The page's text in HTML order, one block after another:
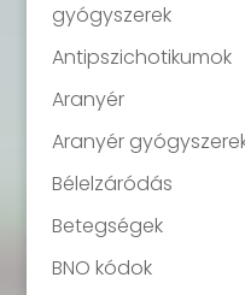
gyógyszerek
Antipszichotikumok
Aranyér
Aranyér
Bélelzáródás
Betegségek
BNO kódok